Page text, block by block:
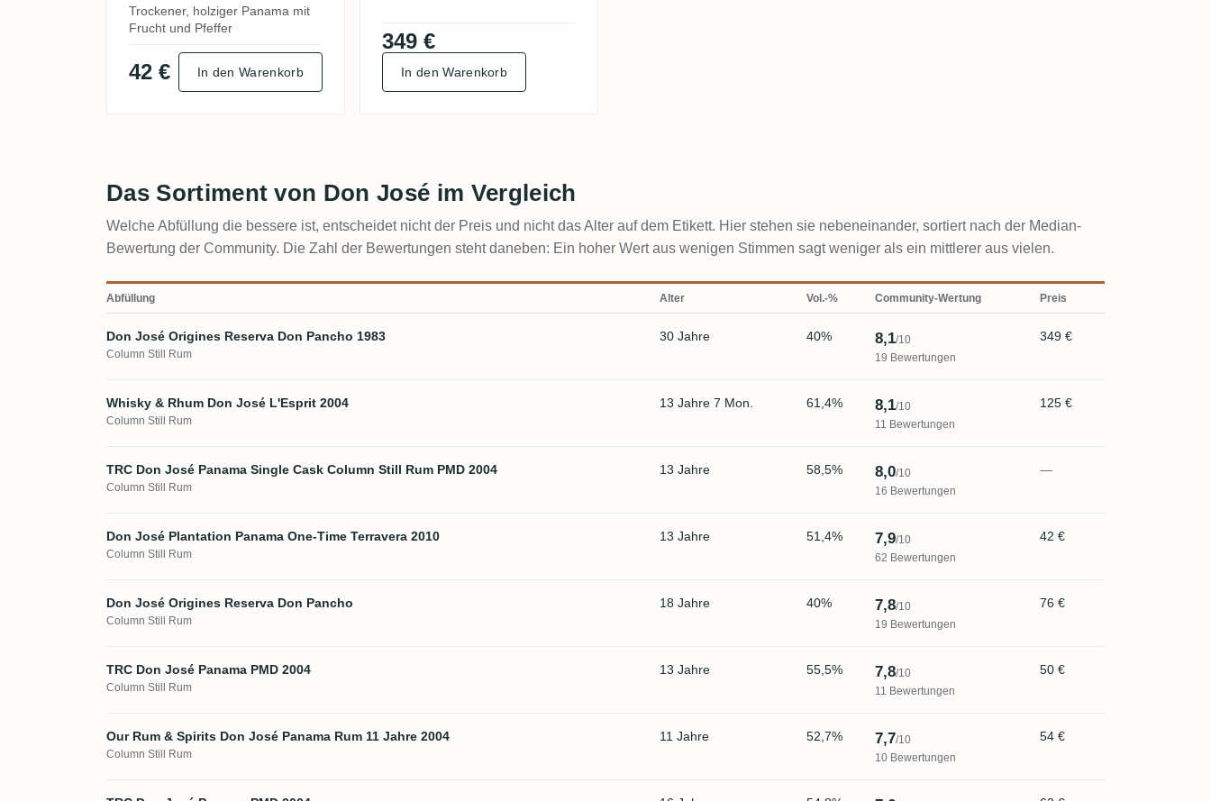
Trockener, holziger Panama mit
Frucht und Pfeffer
42 € In den Warenkorb
349 €
In den Warenkorb
Das Sortiment von Don José im Vergleich
Welche Abfüllung die bessere ist, entscheidet nicht der Preis und nicht das Alter auf dem Etikett. Hier stehen sie nebeneinander, sortiert nach der Median-
Bewertung der Community. Die Zahl der Bewertungen steht daneben: Ein hoher Wert aus wenigen Stimmen sagt weniger als ein mittlerer aus vielen.
Abfüllung Alter Vol.-% Community-Wertung Preis
Don José Origines Reserva Don Pancho 1983
Column Still Rum
30 Jahre 40% 8,1/10
19 Bewertungen
349 €
Whisky & Rhum Don José L'Esprit 2004
Column Still Rum
13 Jahre 7 Mon. 61,4% 8,1/10
11 Bewertungen
125 €
TRC Don José Panama Single Cask Column Still Rum PMD 2004
Column Still Rum
13 Jahre 58,5% 8,0/10
16 Bewertungen
—
Don José Plantation Panama One-Time Terravera 2010
Column Still Rum
13 Jahre 51,4% 7,9/10
62 Bewertungen
42 €
Don José Origines Reserva Don Pancho
Column Still Rum
18 Jahre 40% 7,8/10
19 Bewertungen
76 €
TRC Don José Panama PMD 2004
Column Still Rum
13 Jahre 55,5% 7,8/10
11 Bewertungen
50 €
Our Rum & Spirits Don José Panama Rum 11 Jahre 2004
Column Still Rum
11 Jahre 52,7% 7,7/10
10 Bewertungen
54 €